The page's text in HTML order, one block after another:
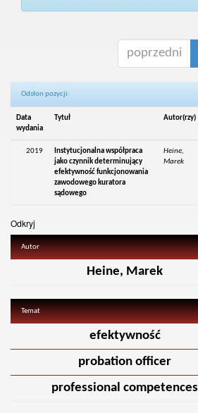
poprzedni
Odsłon pozycji:
Data
wydania
Tytuł Autor(rzy)
2019
Instytucjonalna współpraca
jako czynnik determinujący
efektywność funkcjonowania
zawodowego kuratora
sądowego
Heine,
Marek
Odkryj
Autor
Heine, Marek
Temat
efektywność
probation officer
professional competences